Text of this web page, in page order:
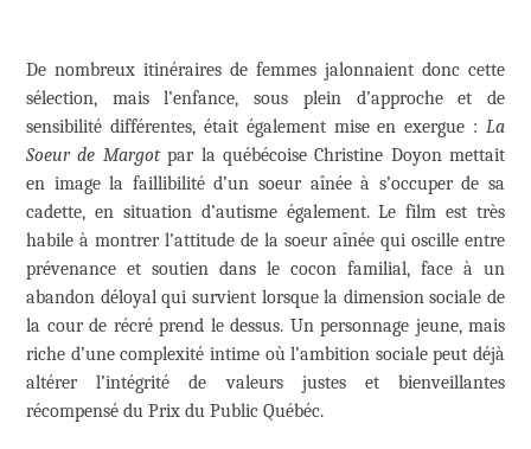
De nombreux itinéraires de femmes jalonnaient donc cette
sélection, mais l’enfance, sous plein d’approche et de
sensibilité différentes, était également mise en exergue : La
Soeur de Margotpar la québécoise Christine Doyon mettait
en image la faillibilité d’un soeur aînée à s’occuper de sa
cadette, en situation d’autisme également. Le film est très
habile à montrer l’attitude de la soeur aînée qui oscille entre
prévenance et soutien dans le cocon familial, face à un
abandon déloyal qui survient lorsque la dimension sociale de
la cour de récré prend le dessus. Un personnage jeune, mais
riche d’une complexité intime où l’ambition sociale peut déjà
altérer l’intégrité de valeurs justes et bienveillantes
récompensé du Prix du Public Québéc.